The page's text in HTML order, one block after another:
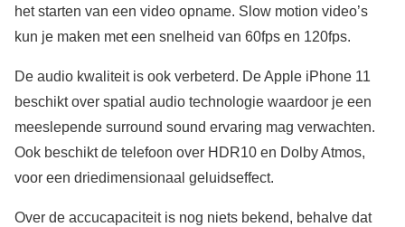
het starten van een video opname. Slow motion video’s
kun je maken met een snelheid van 60fps en 120fps.
De audio kwaliteit is ook verbeterd. De Apple iPhone 11
beschikt over spatial audio technologie waardoor je een
meeslepende surround sound ervaring mag verwachten.
Ook beschikt de telefoon over HDR10 en Dolby Atmos,
voor een driedimensionaal geluidseffect.
Over de accucapaciteit is nog niets bekend, behalve dat